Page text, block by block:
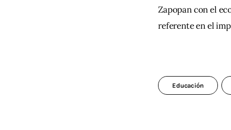
Zapopan con el
referente en el
Educación